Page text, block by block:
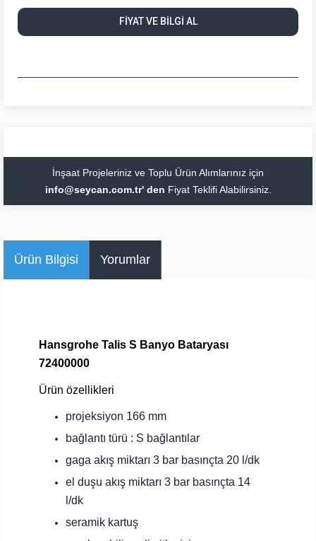
FİYAT VE BİLGİ AL
İnşaat Projeleriniz ve Toplu Ürün Alımlarınız için
info@seycan.com.tr' den Fiyat Teklifi Alabilirsiniz.
Ürün Bilgisi Yorumlar
Hansgrohe Talis S Banyo Bataryası
72400000
Ürün özellikleri
projeksiyon 166 mm
bağlantı türü : S bağlantılar
gaga akış miktarı 3 bar basınçta 20 l/dk
el duşu akış miktarı 3 bar basınçta 14
l/dk
seramik kartuş